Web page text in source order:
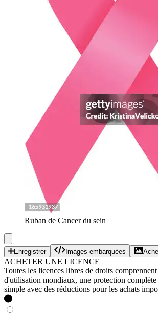
Ruban de Cancer du sein
Enregistrer Images embarquées
ACHETER UNE LICENCE
Toutes les licences libres de droits
d'utilisation mondiaux, une protection
simple avec des réductions pour les achats